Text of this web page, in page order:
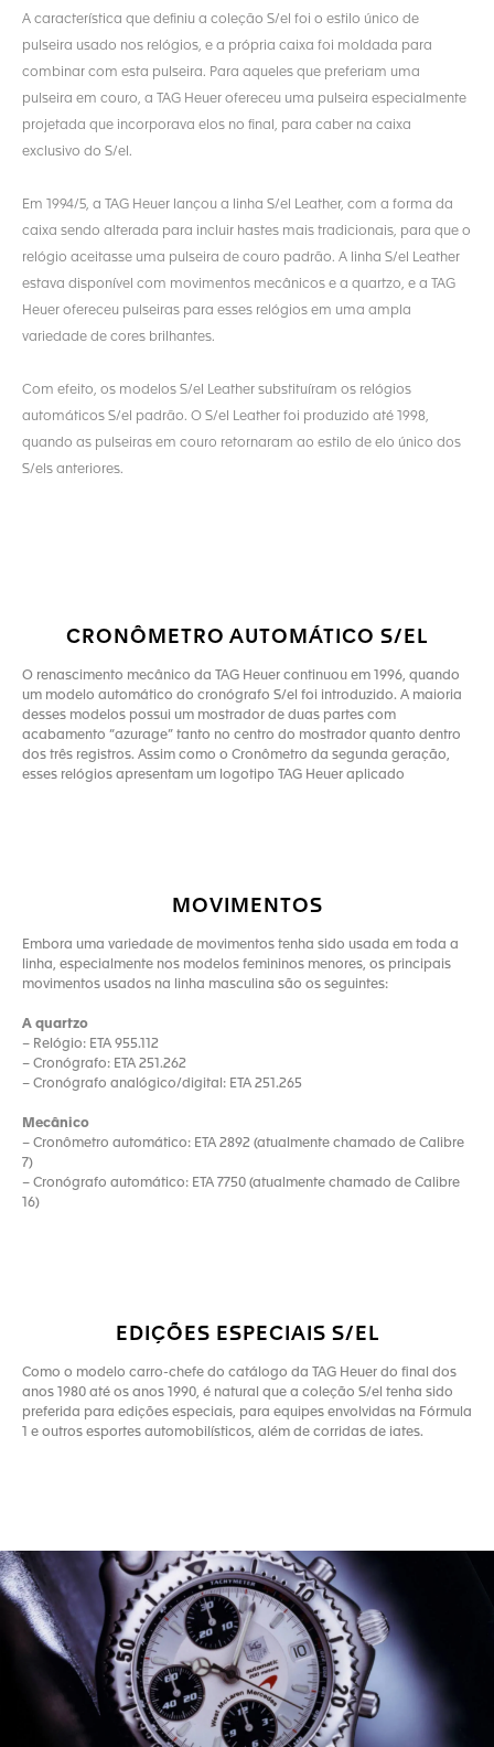
A característica que definiu a coleção S/el foi o estilo único de
pulseira usado nos relógios, e a própria caixa foi moldada para
combinar com esta pulseira. Para aqueles que preferiam uma
pulseira em couro, a TAG Heuer ofereceu uma pulseira especialmente
projetada que incorporava elos no final, para caber na caixa
exclusivo do S/el.
Em 1994/5, a TAG Heuer lançou a linha S/el Leather, com a forma da
caixa sendo alterada para incluir hastes mais tradicionais, para que o
relógio aceitasse uma pulseira de couro padrão. A linha S/el Leather
estava disponível com movimentos mecânicos e a quartzo, e a TAG
Heuer ofereceu pulseiras para esses relógios em uma ampla
variedade de cores brilhantes.
Com efeito, os modelos S/el Leather substituíram os relógios
automáticos S/el padrão. O S/el Leather foi produzido até 1998,
quando as pulseiras em couro retornaram ao estilo de elo único dos
S/els anteriores.
CRONÔMETRO AUTOMÁTICO S/EL
O renascimento mecânico da TAG Heuer continuou em 1996, quando
um modelo automático do cronógrafo S/el foi introduzido. A maioria
desses modelos possui um mostrador de duas partes com
acabamento “azurage” tanto no centro do mostrador quanto dentro
dos três registros. Assim como o Cronômetro da segunda geração,
esses relógios apresentam um logotipo TAG Heuer aplicado
MOVIMENTOS
Embora uma variedade de movimentos tenha sido usada em toda a
linha, especialmente nos modelos femininos menores, os principais
movimentos usados na linha masculina são os seguintes:
A quartzo
– Relógio: ETA 955.112
– Cronógrafo: ETA 251.262
– Cronógrafo analógico/digital: ETA 251.265
Mecânico
– Cronômetro automático: ETA 2892 (atualmente chamado de Calibre
7)
– Cronógrafo automático: ETA 7750 (atualmente chamado de Calibre
16)
EDIÇÕES ESPECIAIS S/EL
Como o modelo carro-chefe do catálogo da TAG Heuer do final dos
anos 1980 até os anos 1990, é natural que a coleção S/el tenha sido
preferida para edições especiais, para equipes envolvidas na Fórmula
1 e outros esportes automobilísticos, além de corridas de iates.